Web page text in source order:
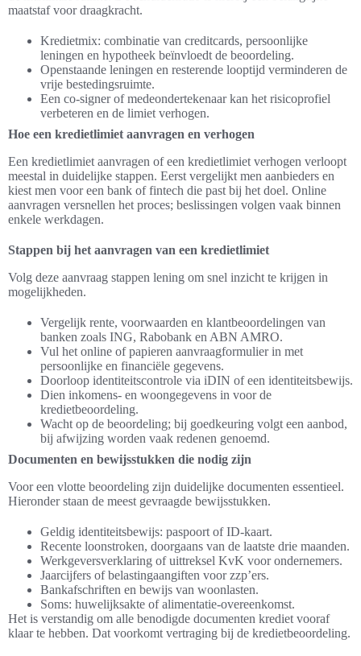
maatstaf voor draagkracht.
Kredietmix: combinatie van creditcards, persoonlijke
leningen en hypotheek beïnvloedt de beoordeling.
Openstaande leningen en resterende looptijd verminderen de
vrije bestedingsruimte.
Een co-signer of medeondertekenaar kan het risicoprofiel
verbeteren en de limiet verhogen.
Hoe een kredietlimiet aanvragen en verhogen
Een kredietlimiet aanvragen of een kredietlimiet verhogen verloopt
meestal in duidelijke stappen. Eerst vergelijkt men aanbieders en
kiest men voor een bank of fintech die past bij het doel. Online
aanvragen versnellen het proces; beslissingen volgen vaak binnen
enkele werkdagen.
Stappen bij het aanvragen van een kredietlimiet
Volg deze aanvraag stappen lening om snel inzicht te krijgen in
mogelijkheden.
Vergelijk rente, voorwaarden en klantbeoordelingen van
banken zoals ING, Rabobank en ABN AMRO.
Vul het online of papieren aanvraagformulier in met
persoonlijke en financiële gegevens.
Doorloop identiteitscontrole via iDIN of een identiteitsbewijs.
Dien inkomens- en woongegevens in voor de
kredietbeoordeling.
Wacht op de beoordeling; bij goedkeuring volgt een aanbod,
bij afwijzing worden vaak redenen genoemd.
Documenten en bewijsstukken die nodig zijn
Voor een vlotte beoordeling zijn duidelijke documenten essentieel.
Hieronder staan de meest gevraagde bewijsstukken.
Geldig identiteitsbewijs: paspoort of ID-kaart.
Recente loonstroken, doorgaans van de laatste drie maanden.
Werkgeversverklaring of uittreksel KvK voor ondernemers.
Jaarcijfers of belastingaangiften voor zzp’ers.
Bankafschriften en bewijs van woonlasten.
Soms: huwelijksakte of alimentatie-overeenkomst.
Het is verstandig om alle benodigde documenten krediet vooraf
klaar te hebben. Dat voorkomt vertraging bij de kredietbeoordeling.